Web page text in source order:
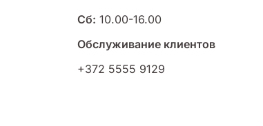
Сб: 10.00-16.00
Обслуживание клиентов
+372 5555 9129